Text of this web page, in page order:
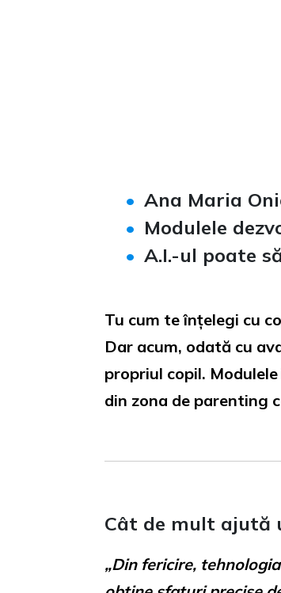
Ana Maria
Modulele
A.I.-ul poate
Tu cum te înțelegi cu
Dar acum, odată cu
propriul copil.
din zona de parenting
Cât de mult ajută
„Din fericire,